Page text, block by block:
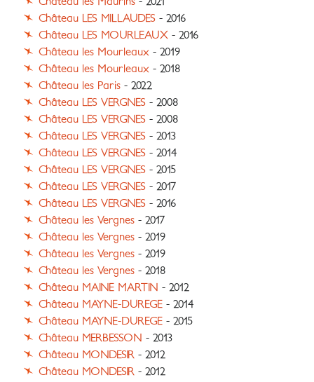
Château LES MILLAUDES - 2016
Château LES MOURLEAUX - 2016
Château les Mourleaux - 2019
Château les Mourleaux - 2018
Château les Paris - 2022
Château LES VERGNES - 2008
Château LES VERGNES - 2008
Château LES VERGNES - 2013
Château LES VERGNES - 2014
Château LES VERGNES - 2015
Château LES VERGNES - 2017
Château LES VERGNES - 2016
Château les Vergnes - 2017
Château les Vergnes - 2019
Château les Vergnes - 2019
Château les Vergnes - 2018
Château MAINE MARTIN - 2012
Château MAYNE-DUREGE - 2014
Château MAYNE-DUREGE - 2015
Château MERBESSON - 2013
Château MONDESIR - 2012
Château MONDESIR - 2012